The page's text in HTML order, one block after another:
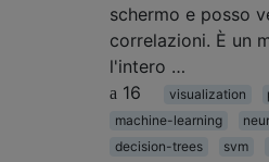
schermo e posso
correlazioni. È un
l'intero …
16
visualization
machine-learning
decision-trees
svm